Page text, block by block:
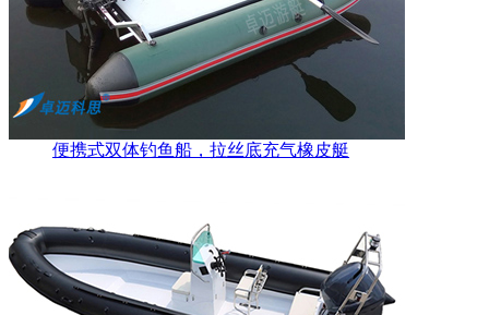
便携式双体钓鱼船，拉丝底充气橡皮艇